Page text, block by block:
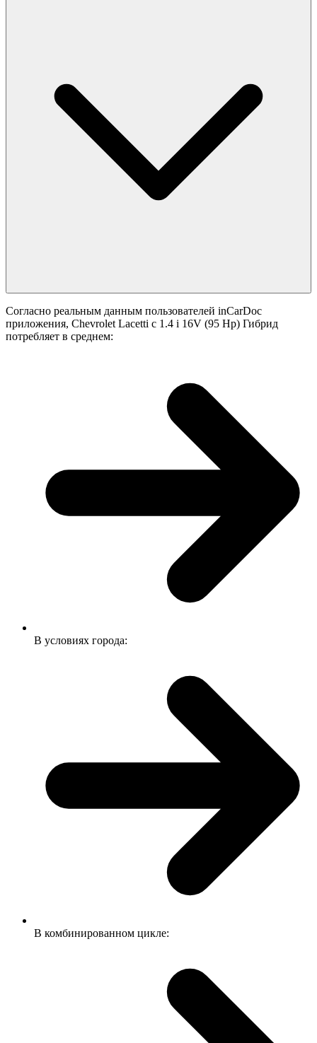
Согласно реальным данным пользователей inCarDoc
приложения, Chevrolet Lacetti с 1.4 i 16V (95 Hp) Гибрид
потребляет в среднем:
В условиях города:
В комбинированном цикле: